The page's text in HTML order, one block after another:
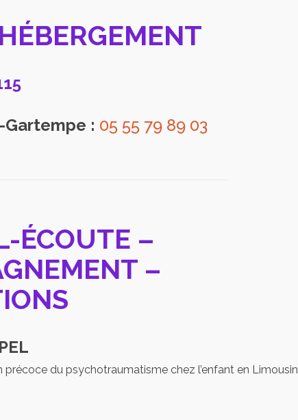
Gartempe : 05 55 79 89 03
ÉCOUTE –
–
du psychotraumatisme chez l’enfant en Limousin